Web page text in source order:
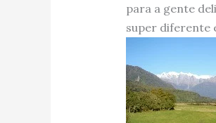
para a gente
super diferente